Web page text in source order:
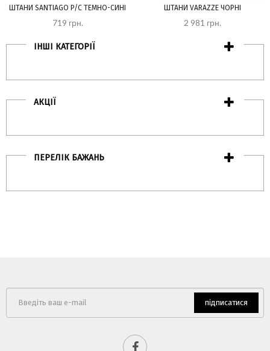
ШТАНИ SANTIAGO P/C ТЕМНО-СИНІ
719 грн.
ШТАНИ VARAZZE ЧОРНІ
2 981 грн.
ІНШІ КАТЕГОРІЇ
АКЦІЇ
ПЕРЕЛІК БАЖАНЬ
підписатися